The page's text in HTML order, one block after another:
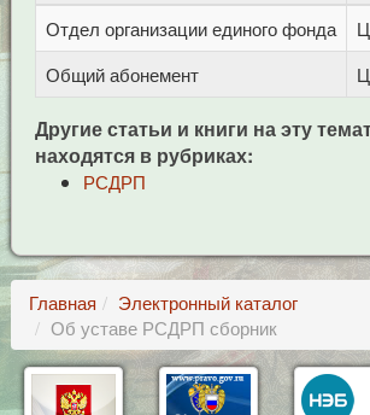
Отдел организации единого фонда
Общий абонемент
Другие статьи и книги на эту
находятся в рубриках:
РСДРП
Главная
Электронный каталог
Об уставе РСДРП сборник